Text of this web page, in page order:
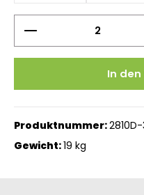
Produkt Anzahl:
In
Produktnummer:2810D-
Gewicht:19 kg